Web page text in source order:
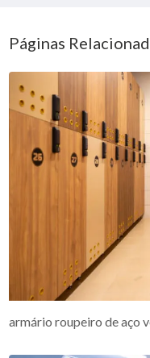
Páginas
armário roupeiro de aço